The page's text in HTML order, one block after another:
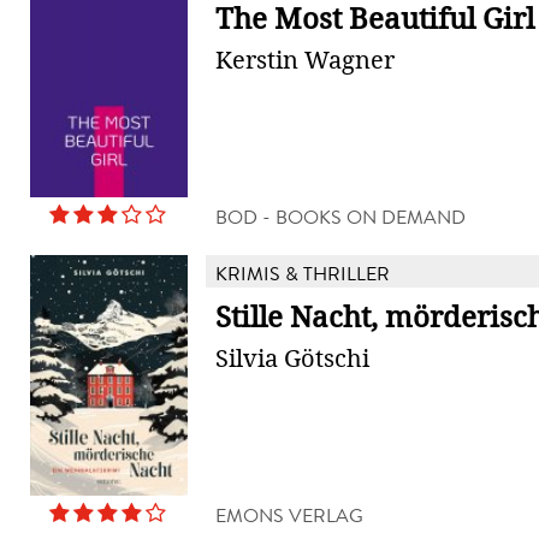
The Most Beautiful Girl
Kerstin Wagner
BOD - BOOKS ON DEMAND
KRIMIS & THRILLER
Stille Nacht,
Silvia Götschi
EMONS VERLAG